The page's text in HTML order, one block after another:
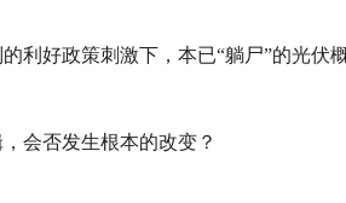
利好政策刺激下，本已“躺尸”的光伏
会否发生根本的改变？